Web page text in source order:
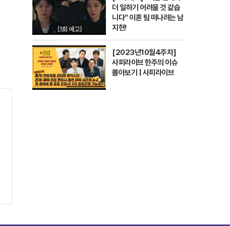
더 일하기 어려울 것 같습
니다” 이혼 팀 떠나려는 남
지현!
[2023년10월4주차]
사피라이브 한주의 이슈
몰아보기 | 사피라이브